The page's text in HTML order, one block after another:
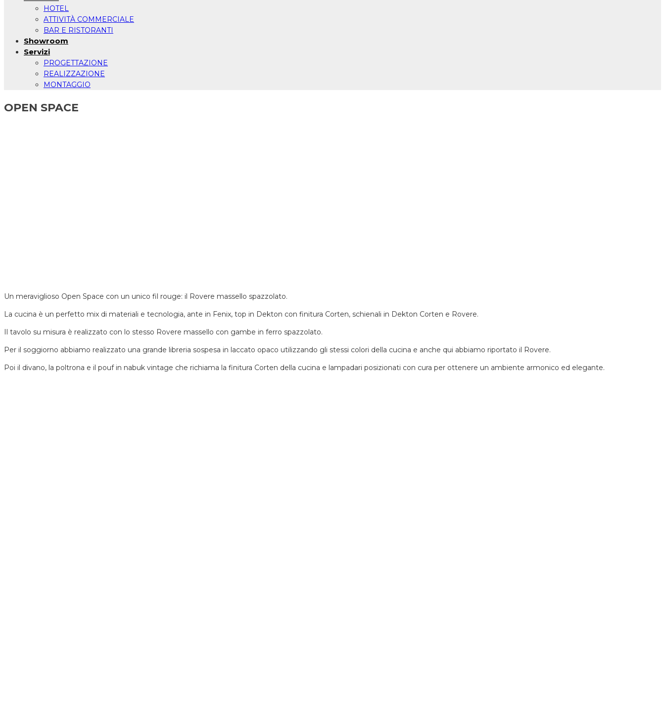
HOTEL
ATTIVITÀ COMMERCIALE
BAR E RISTORANTI
Showroom
Servizi
PROGETTAZIONE
REALIZZAZIONE
MONTAGGIO
OPEN SPACE
Un meraviglioso Open Space con un unico fil rouge: il Rovere massello spazzolato.
La cucina è un perfetto mix di materiali e tecnologia, ante in Fenix, top in Dekton con finitura Corten, schienali in Dekton Corten e Rovere.
Il tavolo su misura è realizzato con lo stesso Rovere massello con gambe in ferro spazzolato.
Per il soggiorno abbiamo realizzato una grande libreria sospesa in laccato opaco utilizzando gli stessi colori della cucina e anche qui abbiamo riportato il Rovere.
Poi il divano, la poltrona e il pouf in nabuk vintage che richiama la finitura Corten della cucina e lampadari posizionati con cura per ottenere un ambiente armonico ed elegante.